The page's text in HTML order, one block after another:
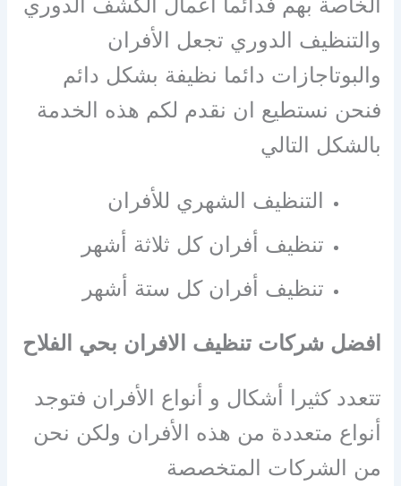
الخاصة بهم فدائما أعمال الكشف الدوري
والتنظيف الدوري تجعل الأفران
والبوتاجازات دائما نظيفة بشكل دائم
فنحن نستطيع ان نقدم لكم هذه الخدمة
بالشكل التالي
التنظيف الشهري للأفران
تنظيف أفران كل ثلاثة أشهر
تنظيف أفران كل ستة أشهر
افضل شركات تنظيف الافران بحي الفلاح
تتعدد كثيرا أشكال و أنواع الأفران فتوجد
أنواع متعددة من هذه الأفران ولكن نحن
من الشركات المتخصصة